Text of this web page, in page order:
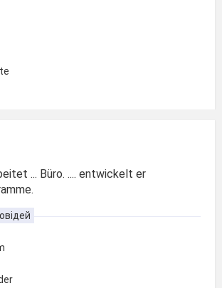
... Büro. .... entwickelt er